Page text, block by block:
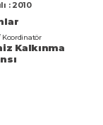
: 2010
Koordinatör
Kalkınma